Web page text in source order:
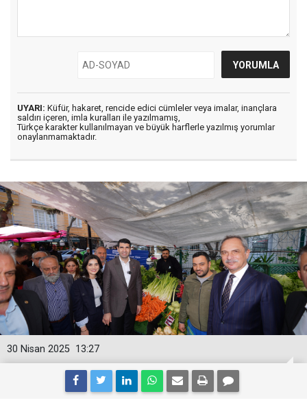
UYARI: Küfür, hakaret, rencide edici cümleler veya imalar, inançlara
saldırı içeren, imla kuralları ile yazılmamış,
Türkçe karakter kullanılmayan ve büyük harflerle yazılmış yorumlar
onaylanmamaktadır.
13:27
30 Nisan 2025